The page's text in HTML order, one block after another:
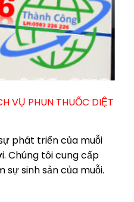
MUỖI TẠI VĨNH PHÚC
phát triển của muỗi
Chúng tôi cung cấp
sinh sản của muỗi.